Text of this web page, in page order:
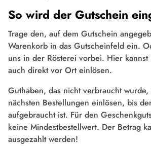
So wird der Gutschein
Trage den, auf dem Gutschein
Warenkorb in das Gutscheinfeld ein.
uns in der Rösterei vorbei. Hier
auch direkt vor Ort einlösen.
Guthaben, das nicht verbraucht
nächsten Bestellungen einlösen, bis
aufgebraucht ist. Für den
keine Mindestbestellwert. Der Betrag
ausgezahlt werden!